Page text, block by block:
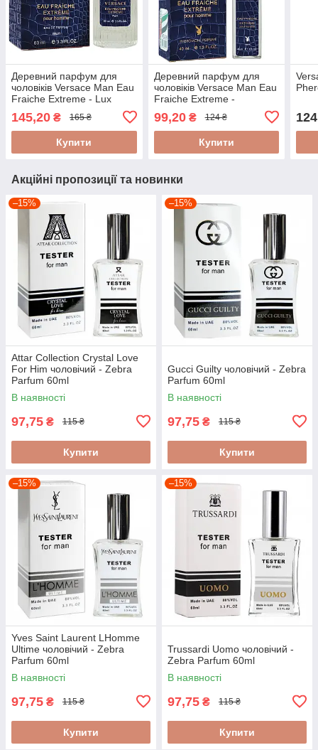
Деревний парфум для
чоловіків Versace Man Eau
Fraiche Extreme - Lux
145,20 ₴ 165 ₴
Купити
Деревний парфум для
чоловіків Versace Man Eau
Fraiche Extreme -
Pheromone Parfum 40ml
99,20₴ 124 ₴
Купити
124
Акційні пропозиції та новинки
–15%
Attar Collection Crystal Love
For Him чоловічий - Zebra
Parfum 60ml
В наявності
97,75 ₴ 115 ₴
Купити
–15%
Gucci Guilty чоловічий - Zebra
Parfum 60ml
В наявності
97,75 ₴ 115 ₴
Купити
–15%
Yves Saint Laurent LHomme
Ultime чоловічий - Zebra
Parfum 60ml
В наявності
97,75 ₴ 115 ₴
Купити
–15%
Trussardi Uomo чоловічий -
Zebra Parfum 60ml
В наявності
97,75 ₴ 115 ₴
Купити